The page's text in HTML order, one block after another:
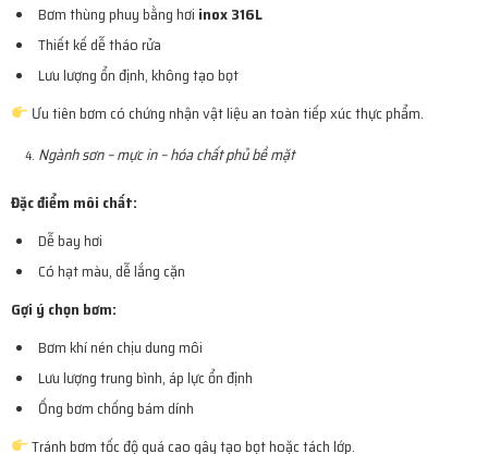
Bơm thùng phuy bằng hơi inox 316L
Thiết kế dễ tháo rửa
Lưu lượng ổn định, không tạo bọt
Ưu tiên bơm có chứng nhận vật liệu an toàn tiếp xúc thực phẩm.
Ngành sơn – mực in – hóa chất phủ bề mặt
Đặc điểm môi chất:
Dễ bay hơi
Có hạt màu, dễ lắng cặn
Gợi ý chọn bơm:
Bơm khí nén chịu dung môi
Lưu lượng trung bình, áp lực ổn định
Ống bơm chống bám dính
Tránh bơm tốc độ quá cao gây tạo bọt hoặc tách lớp.